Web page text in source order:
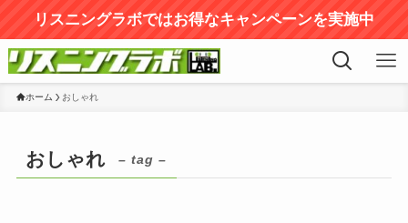
リスニングラボではお得なキャンペーンを実施中
ホーム おしゃれ
おしゃれ – tag –